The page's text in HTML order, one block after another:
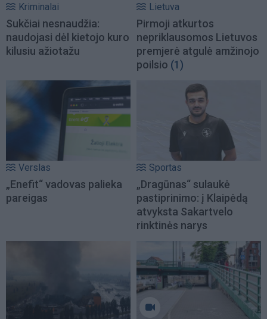
Kriminalai
Sukčiai nesnaudžia:
naudojasi dėl kietojo kuro
kilusiu ažiotažu
Lietuva
Pirmoji atkurtos
nepriklausomos Lietuvos
premjerė atgulė amžinojo
poilsio (1)
Verslas
„Enefit“ vadovas palieka
pareigas
Sportas
„Dragūnas“ sulaukė
pastiprinimo: į Klaipėdą
atvyksta Sakartvelo
rinktinės narys